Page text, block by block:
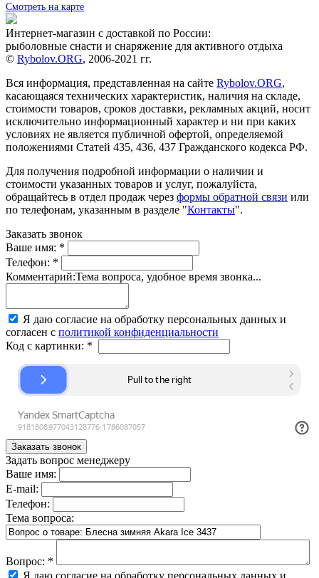
Смотреть на карте
Интернет-магазин с доставкой по России:
рыболовные снасти и снаряжение для активного отдыха
© Rybolov.ORG, 2006-2021 гг.
Вся информация, представленная на сайте Rybolov.ORG,
касающаяся технических характеристик, наличия на складе,
стоимости товаров, сроков доставки, рекламных акций, носит
исключительно информационный характер и ни при каких
условиях не является публичной офертой, определяемой
положениями Статей 435, 436, 437 Гражданского кодекса РФ.
Для получения подробной информации о наличии и
стоимости указанных товаров и услуг, пожалуйста,
обращайтесь в отдел продаж через формы обратной связи или
по телефонам, указанным в разделе "Контакты".
Заказать звонок
Ваше имя: *
Телефон: *
Комментарий:Тема вопроса, удобное время звонка...
Я даю согласие на обработку персональных данных и
согласен с политикой конфиденциальности
Код с картинки: *
Задать вопрос менеджеру
Ваше имя:
E-mail:
Телефон:
Тема вопроса:
Вопрос: *
Я даю согласие на обработку персональных данных и